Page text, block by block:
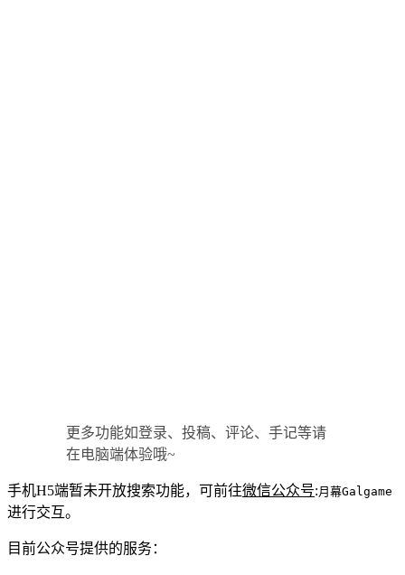
更多功能如登录、投稿、评论、手记等请
在电脑端体验哦~
手机H5端暂未开放搜索功能，可前往微信公众号:月幕Galgame
进行交互。
目前公众号提供的服务：